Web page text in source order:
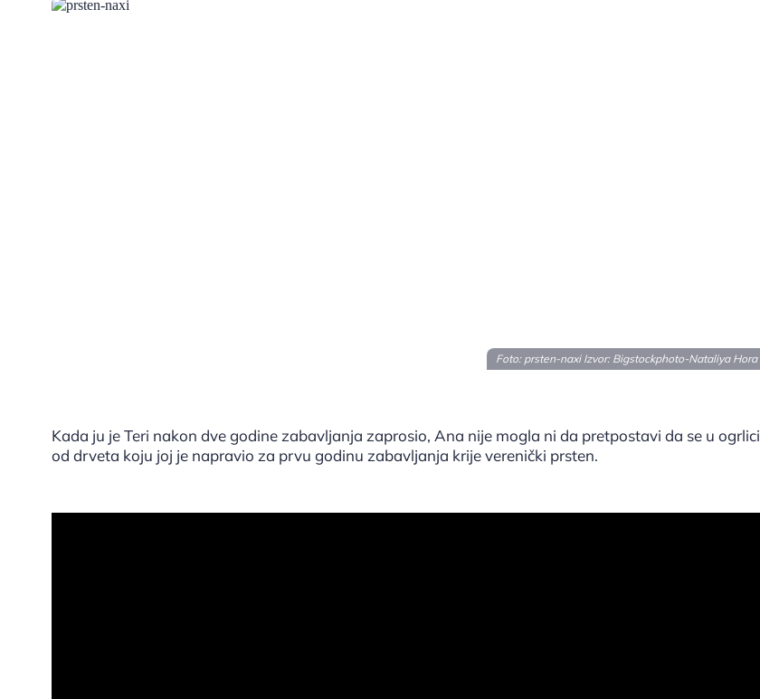
Foto: prsten-naxi Izvor: Bigstockphoto-Nataliya Hora
Kada ju je Teri nakon dve godine zabavljanja zaprosio, Ana nije mogla ni da pretpostavi da se u ogrlici
od drveta koju joj je napravio za prvu godinu zabavljanja krije verenički prsten.